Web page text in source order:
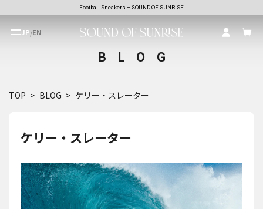
Football Sneakers – SOUND OF SUNRISE
JP/EN
BLOG
TOP BLOG ケリー・スレーター
ケリー・スレーター